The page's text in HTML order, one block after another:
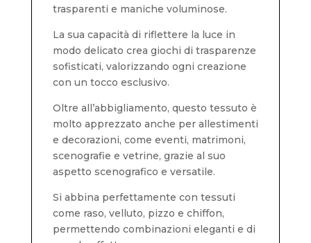
trasparenti e maniche voluminose.
La sua capacità di riflettere la luce in
modo delicato crea giochi di trasparenze
sofisticati, valorizzando ogni creazione
con un tocco esclusivo.
Oltre all’abbigliamento, questo tessuto è
molto apprezzato anche per allestimenti
e decorazioni, come eventi, matrimoni,
scenografie e vetrine, grazie al suo
aspetto scenografico e versatile.
Si abbina perfettamente con tessuti
come raso, velluto, pizzo e chiffon,
permettendo combinazioni eleganti e di